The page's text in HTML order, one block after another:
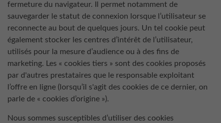
fermeture du navigateur. Il permet notamment de
sauvegarder le statut de connexion lorsque l’utilisateur se
reconnecte au bout de quelques jours. Un tel cookie peut
également stocker les centres d’intérêt de l’utilisateur,
utilisés pour la mesure d’audience ou à des fins de
marketing. Les « cookies tiers » sont des cookies proposés
par d'autres prestataires que le responsable exploitant
l’offre en ligne (lorsqu’il s'agit des cookies de ce dernier, on
parle de « cookies d’origine »).
Nous sommes susceptibles d’utiliser des cookies